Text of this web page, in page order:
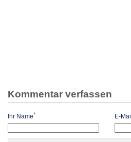
Kommentar verfassen
Ihr Name* E-Mail